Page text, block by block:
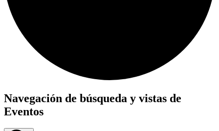
Eventos
Navegación de búsqueda y vistas de
Eventos